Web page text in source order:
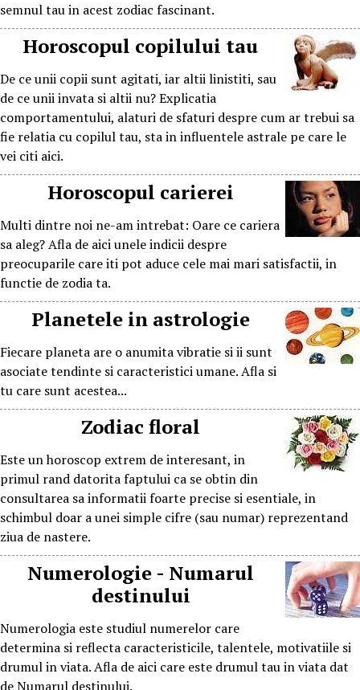
semnul tau in acest zodiac fascinant.
Horoscopul copilului tau
De ce unii copii sunt agitati, iar altii linistiti, sau
de ce unii invata si altii nu? Explicatia
comportamentului, alaturi de sfaturi despre cum ar trebui sa
fie relatia cu copilul tau, sta in influentele astrale pe care le
vei citi aici.
Horoscopul carierei
Multi dintre noi ne-am intrebat: Oare ce cariera
sa aleg? Afla de aici unele indicii despre
preocuparile care iti pot aduce cele mai mari satisfactii, in
functie de zodia ta.
Planetele in astrologie
Fiecare planeta are o anumita vibratie si ii sunt
asociate tendinte si caracteristici umane. Afla si
tu care sunt acestea...
Zodiac floral
Este un horoscop extrem de interesant, in
primul rand datorita faptului ca se obtin din
consultarea sa informatii foarte precise si esentiale, in
schimbul doar a unei simple cifre (sau numar) reprezentand
ziua de nastere.
Numerologie - Numarul
destinului
Numerologia este studiul numerelor care
determina si reflecta caracteristicile, talentele, motivatiile si
drumul in viata. Afla de aici care este drumul tau in viata dat
de Numarul destinului.